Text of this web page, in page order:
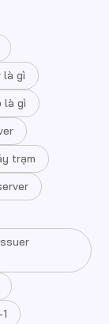
là gì
là gì
trạm